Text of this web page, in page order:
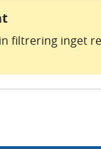
filtrering inget